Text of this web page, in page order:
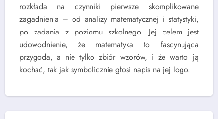
rozkłada na czynniki pierwsze skomplikowane
zagadnienia – od analizy matematycznej i statystyki,
po zadania z poziomu szkolnego. Jej celem jest
udowodnienie, że matematyka to fascynująca
przygoda, a nie tylko zbiór wzorów, i że warto ją
kochać, tak jak symbolicznie głosi napis na jej logo.